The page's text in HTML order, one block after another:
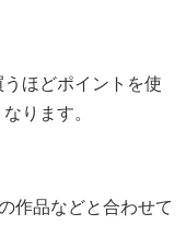
ほどポイントを使
ります。
作品などと合わせて